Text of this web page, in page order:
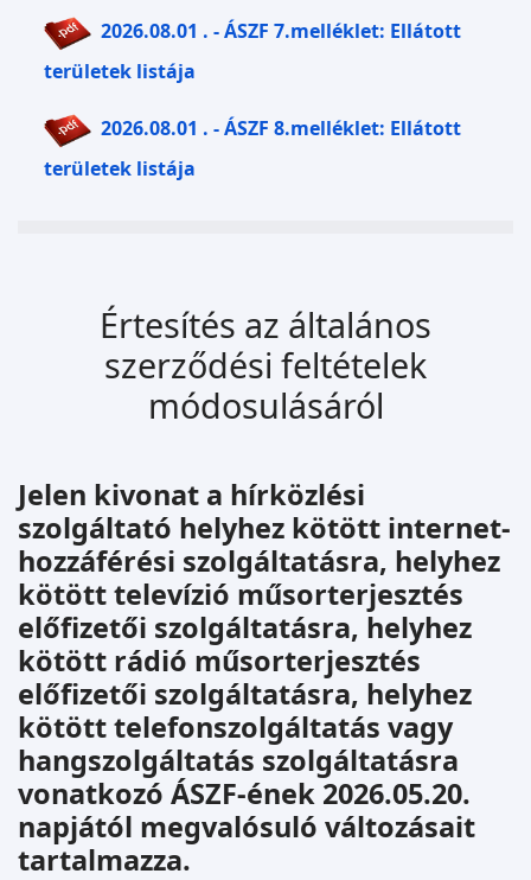
2026.08.01 . - ÁSZF 7.melléklet: Ellátott
területek listája
2026.08.01 . - ÁSZF 8.melléklet: Ellátott
területek listája
Értesítés az általános
szerződési feltételek
módosulásáról
Jelen kivonat a hírközlési
szolgáltató helyhez kötött internet-
hozzáférési szolgáltatásra, helyhez
kötött televízió műsorterjesztés
előfizetői szolgáltatásra, helyhez
kötött rádió műsorterjesztés
előfizetői szolgáltatásra, helyhez
kötött telefonszolgáltatás vagy
hangszolgáltatás szolgáltatásra
vonatkozó ÁSZF-ének 2026.05.20.
napjától megvalósuló változásait
tartalmazza.